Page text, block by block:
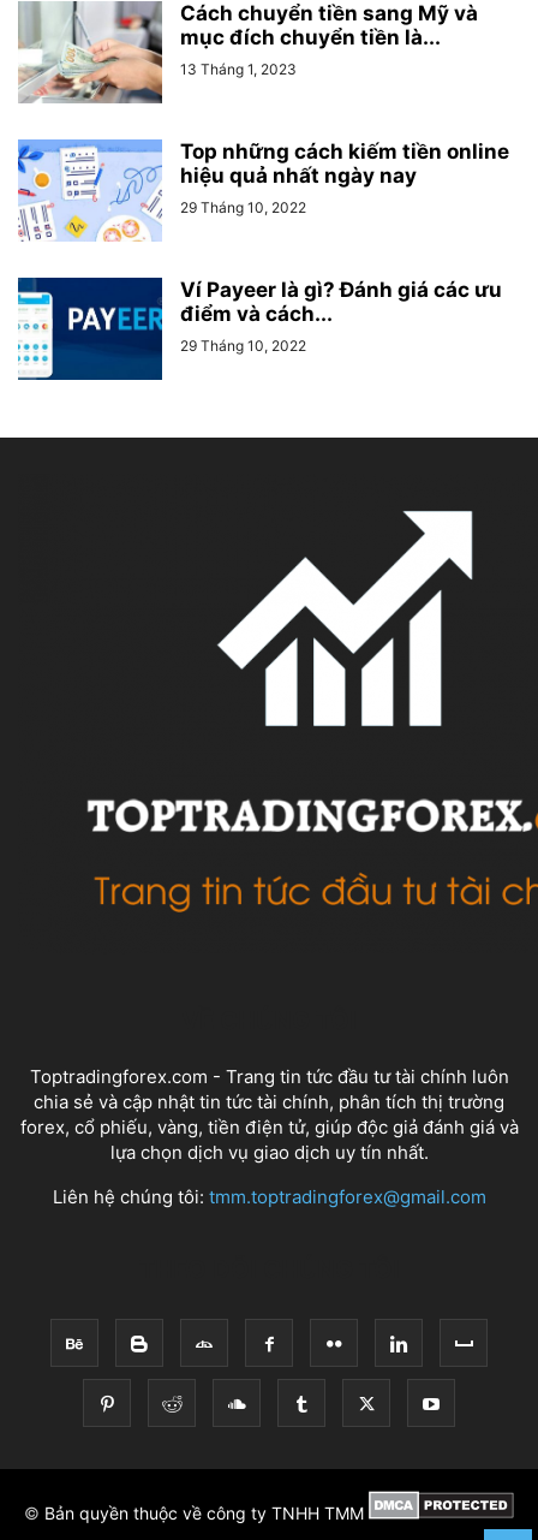
Cách chuyển tiền sang Mỹ và
mục đích chuyển tiền là...
13 Tháng 1, 2023
Top những cách kiếm tiền online
hiệu quả nhất ngày nay
29 Tháng 10, 2022
Ví Payeer là gì? Đánh giá các ưu
điểm và cách...
29 Tháng 10, 2022
Toptradingforex.com - Trang tin tức đầu tư tài chính luôn
chia sẻ và cập nhật tin tức tài chính, phân tích thị trường
forex, cổ phiếu, vàng, tiền điện tử, giúp độc giả đánh giá và
lựa chọn dịch vụ giao dịch uy tín nhất.
Liên hệ chúng tôi: tmm.toptradingforex@gmail.com
© Bản quyền thuộc về công ty TNHH TMM